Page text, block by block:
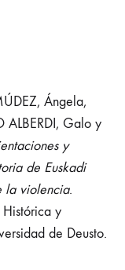
Ángela,
ALBERDI, Galo y
y
de Euskadi
la violencia.
y
de Deusto.